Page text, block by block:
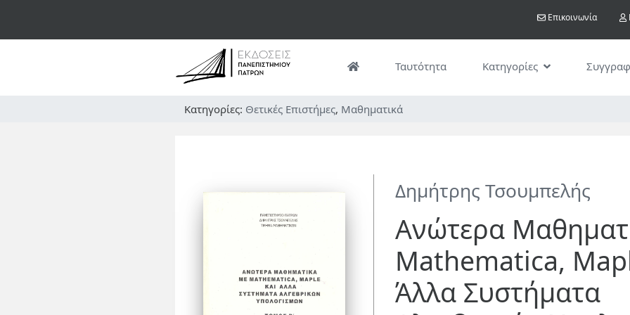
το
περιεχόμενο
User
Επικοινωνία
Ταυτότητα Κατηγορίες
Κατηγορίες: Θετικές Επιστήμες, Μαθηματικά
Δημήτρης Τσουμπελής
Ανώτερα
Mathematica,
Άλλα Συστήματα